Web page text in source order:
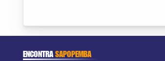
ENCONTRASAPOPEMBA